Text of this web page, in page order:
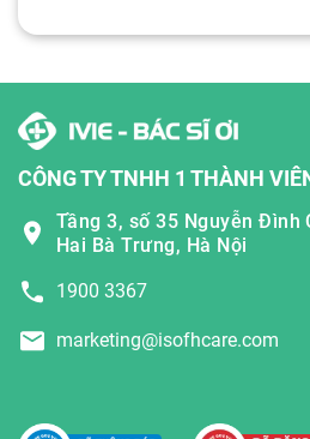
CÔNG TY TNHH 1 THÀNH
Tầng 3, số 35 Nguyễn Đình
Hai Bà Trưng, Hà Nội
1900 3367
marketing@isofhcare.com